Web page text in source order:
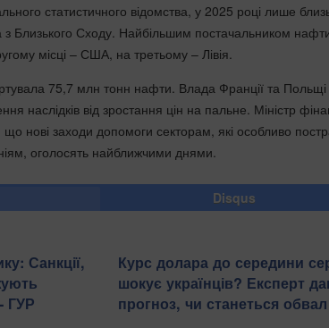
статистичного відомства, у 2025 році лише
Близького Сходу. Найбільшим постачальником
місці – США, на третьому – Лівія.
75,7 млн тонн нафти. Влада Франції та
наслідків від зростання цін на пальне. Міністр
нові заходи допомоги секторам, які особливо
оголосять найближчими днями.
Disqus
Санкції,
ГУР
Курс долара до середини
шокує українців? Експерт
прогноз, чи станеться обвал